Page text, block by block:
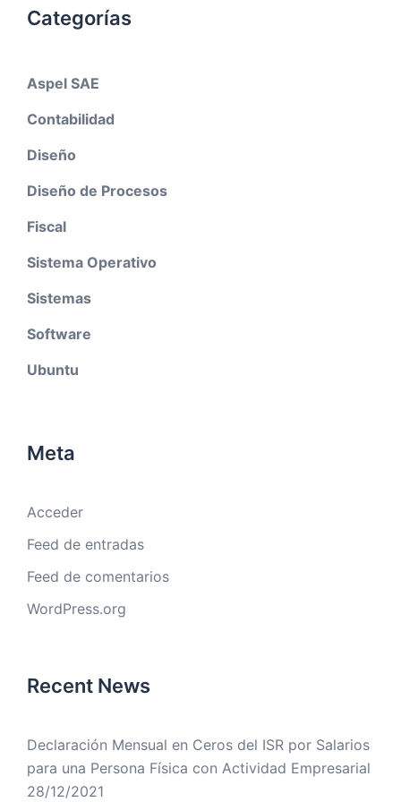
Categorías
Aspel SAE
Contabilidad
Diseño
Diseño de Procesos
Fiscal
Sistema Operativo
Sistemas
Software
Ubuntu
Meta
Acceder
Feed de entradas
Feed de comentarios
WordPress.org
Recent News
Declaración Mensual en Ceros del ISR por Salarios
para una Persona Física con Actividad Empresarial
28/12/2021